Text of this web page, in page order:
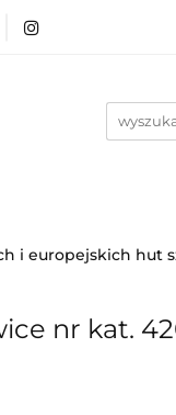
Producenci
Kontakt
i europejskich hut
nr kat.